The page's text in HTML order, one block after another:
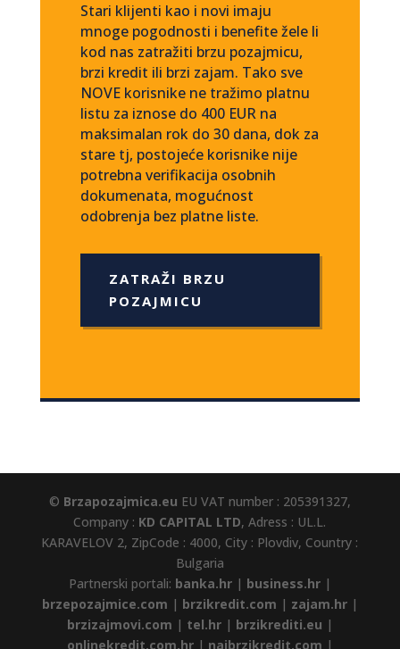
Stari klijenti kao i novi imaju
mnoge pogodnosti i benefite žele li
kod nas zatražiti brzu pozajmicu,
brzi kredit ili brzi zajam. Tako sve
NOVE korisnike ne tražimo platnu
listu za iznose do 400 EUR na
maksimalan rok do 30 dana, dok za
stare tj, postojeće korisnike nije
potrebna verifikacija osobnih
dokumenata, mogućnost
odobrenja bez platne liste.
ZATRAŽI BRZU
POZAJMICU
© Brzapozajmica.eu EU VAT number : 205391327,
Company : KD CAPITAL LTD, Adress : UL.L.
KARAVELOV 2, ZipCode : 4000, City : Plovdiv, Country :
Bulgaria
Partnerski portali: banka.hr| business.hr|
brzepozajmice.com | brzikredit.com | zajam.hr|
brzizajmovi.com | tel.hr| brzikrediti.eu |
onlinekredit.com.hr| najbrzikredit.com |